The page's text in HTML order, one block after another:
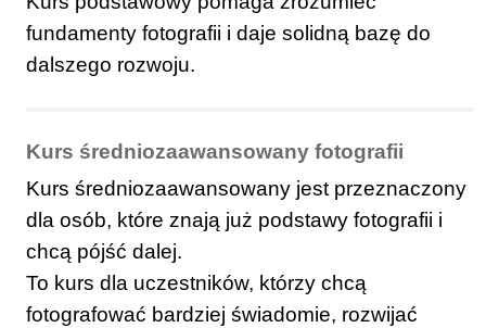
fundamenty fotografii i daje solidną bazę do
dalszego rozwoju.
Kurs średniozaawansowany fotografii
Kurs średniozaawansowany jest przeznaczony
dla osób, które znają już podstawy fotografii i
chcą pójść dalej.
To kurs dla uczestników, którzy chcą
fotografować bardziej świadomie, rozwijać